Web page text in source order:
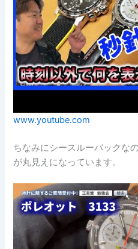
www.youtube.com
ちなみにシースルーバックな
が丸見えになっています。